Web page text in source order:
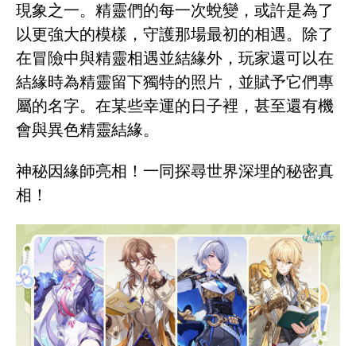
現象之一。精靈們的每一次蛻變，或許是為了
以更強大的模樣，守護那場最初的相遇。除了
在冒險中與精靈相遇並結緣外，玩家還可以在
結緣時為精靈留下獨特的照片，並賦予它們專
屬的名字。在某些幸運的日子裡，甚至還有機
會與異色精靈結緣。
神秘因緣師亮相！一同探尋世界深埋的秘密真
相！